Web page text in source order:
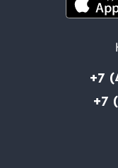
+7
+7